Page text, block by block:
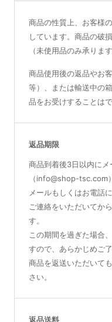
商品の性質上、お客様
しています。商品の破
（未使用品のみ承ります
商品使用後の返品やお
等）、または輸送中の
品をお受けすることは
返品期限
商品到着後3日以内にメ
（info@shop-tsc.com）
メールもしくはお電話
ご連絡をいただいてか
す。
この期間を過ぎた場合
すので、あらかじめご
商品を返送いただいて
さい。
返品送料